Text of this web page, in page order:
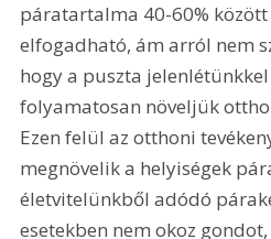
páratartalma 40-60%
elfogadható, ám arról nem
hogy a puszta
folyamatosan növeljük
Ezen felül az otthoni
megnövelik a helyiségek
életvitelünkből adódó
esetekben nem okoz